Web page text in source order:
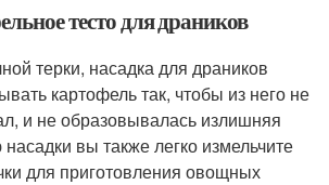
тесто для драников
терки, насадка для драников
картофель так, чтобы из него не
и не образовывалась излишняя
вы также легко измельчите
для приготовления овощных